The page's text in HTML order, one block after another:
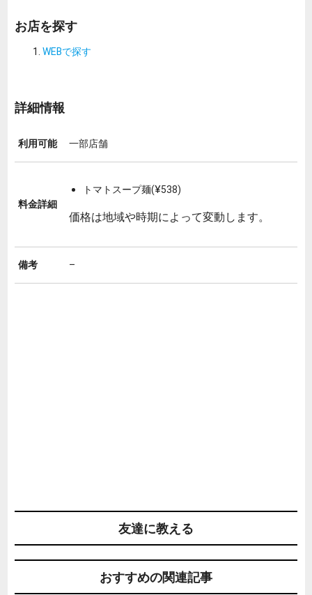
お店を探す
WEBで探す
詳細情報
利用可能 一部店舗
料金詳細
トマトスープ麺(¥538)
価格は地域や時期によって変動します。
備考 –
友達に教える
おすすめの関連記事